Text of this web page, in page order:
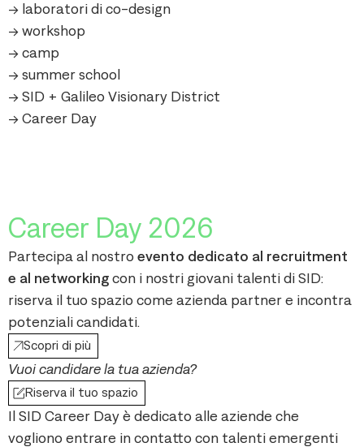
-> laboratori di co-design
-> workshop
-> camp
-> summer school
-> SID + Galileo Visionary District
-> Career Day
Career Day 2026
Partecipa al nostro evento dedicato al recruitment
e al networking con i nostri giovani talenti di SID:
riserva il tuo spazio come azienda partner e incontra
potenziali candidati.
Scopri di più
Vuoi candidare la tua azienda?
Riserva il tuo spazio
Il SID Career Day è dedicato alle aziende che
vogliono entrare in contatto con talenti emergenti